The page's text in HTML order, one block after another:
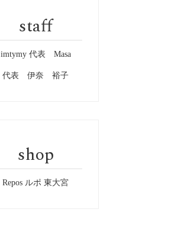
staff
imtymy 代表 Masa
代表 伊奈 裕子
shop
Repos ルポ 東大宮